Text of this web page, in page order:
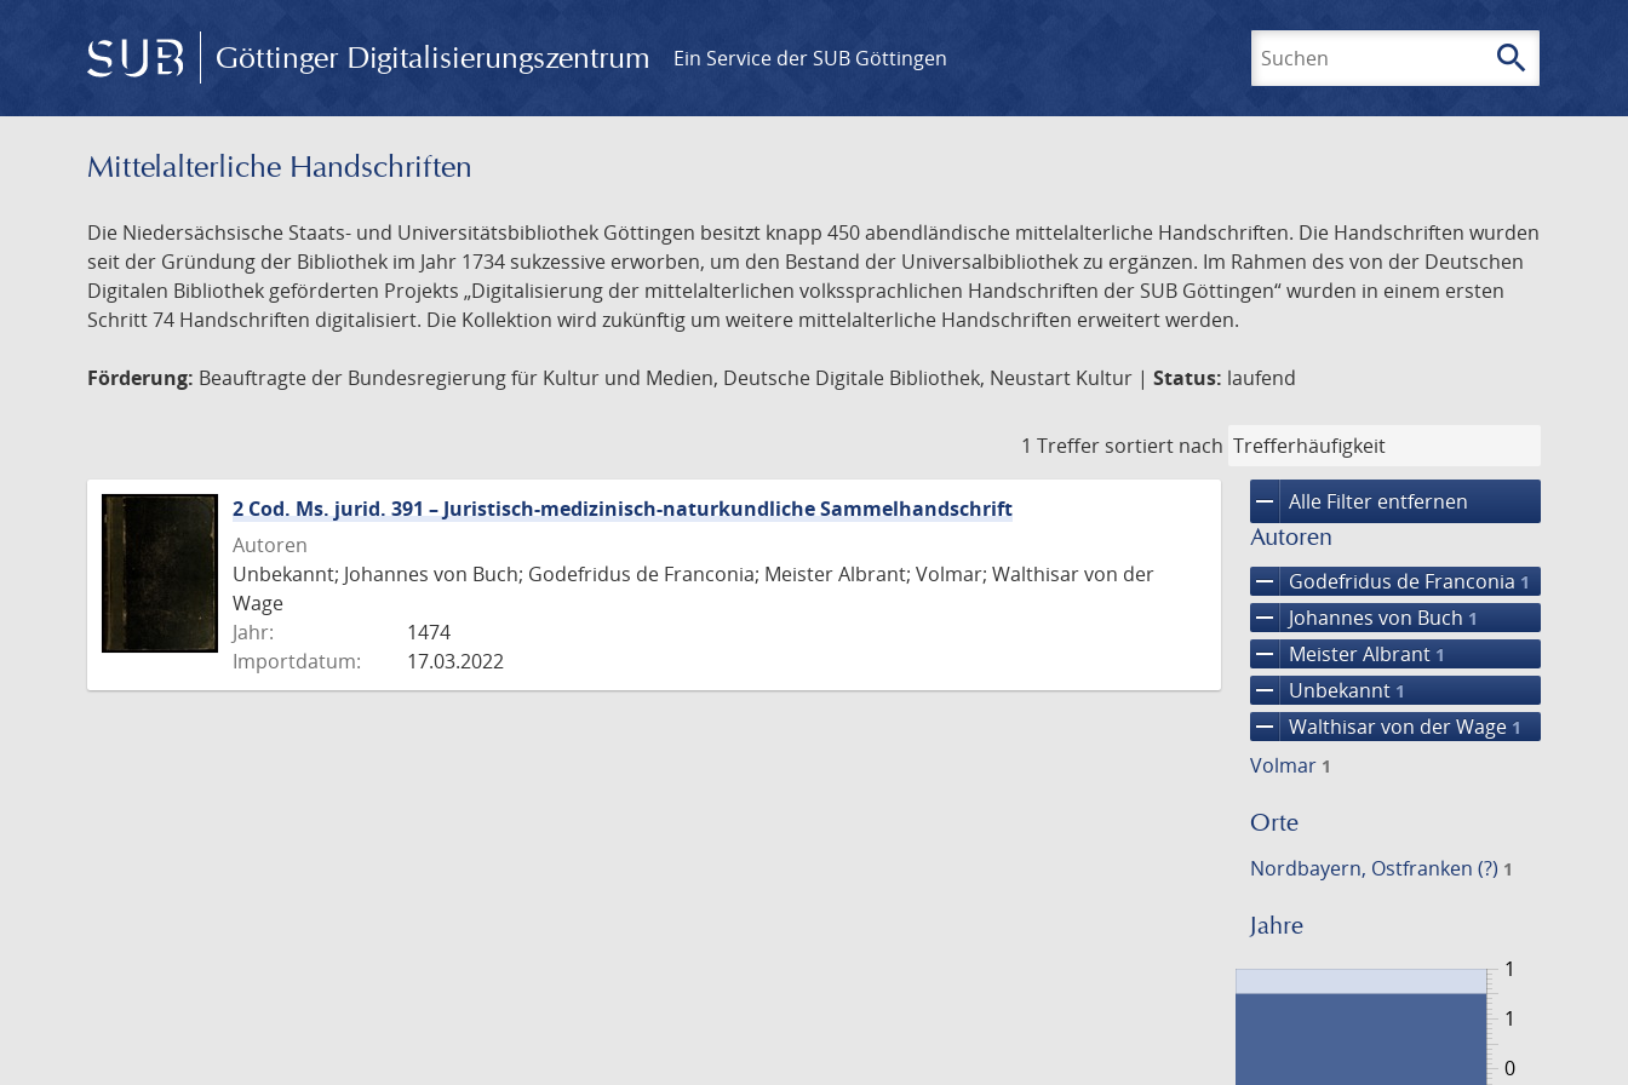
Göttinger Digitalisierungszentrum Ein Service der SUB Göttingen search
Mittelalterliche Handschriften
Die Niedersächsische Staats- und Universitätsbibliothek Göttingen besitzt knapp 450 abendländische mittelalterliche Handschriften. Die Handschriften wurden
seit der Gründung der Bibliothek im Jahr 1734 sukzessive erworben, um den Bestand der Universalbibliothek zu ergänzen. Im Rahmen des von der Deutschen
Digitalen Bibliothek geförderten Projekts „Digitalisierung der mittelalterlichen volkssprachlichen Handschriften der SUB Göttingen“ wurden in einem ersten
Schritt 74 Handschriften digitalisiert. Die Kollektion wird zukünftig um weitere mittelalterliche Handschriften erweitert werden.
Förderung: Beauftragte der Bundesregierung für Kultur und Medien, Deutsche Digitale Bibliothek, Neustart Kultur | Status: laufend
1 Treffer sortiert nach
remove Alle Filter entfernen
Autoren
remove Godefridus de Franconia 1
remove Johannes von Buch 1
remove Meister Albrant 1
remove Unbekannt 1
remove Walthisar von der Wage 1
Volmar 1
Orte
Nordbayern, Ostfranken (?) 1
Jahre
1
0
1
2 Cod. Ms. jurid. 391 – Juristisch-medizinisch-naturkundliche Sammelhandschrift
Autoren
Unbekannt; Johannes von Buch; Godefridus de Franconia; Meister Albrant; Volmar; Walthisar von der
Wage
Jahr:
1474
Importdatum:
17.03.2022